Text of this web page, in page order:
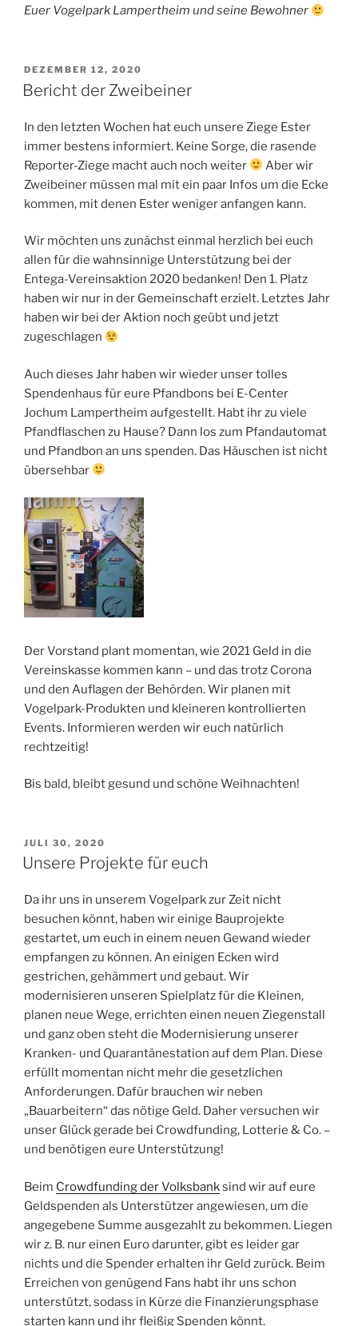
Euer Vogelpark Lampertheim und seine Bewohner
VERÖFFENTLICHT
AM
DEZEMBER 12, 2020
Bericht der Zweibeiner
In den letzten Wochen hat euch unsere Ziege Ester
immer bestens informiert. Keine Sorge, die rasende
Reporter-Ziege macht auch noch weiter
Aber wir
Zweibeiner müssen mal mit ein paar Infos um die Ecke
kommen, mit denen Ester weniger anfangen kann.
Wir möchten uns zunächst einmal herzlich bei euch
allen für die wahnsinnige Unterstützung bei der
Entega-Vereinsaktion 2020 bedanken! Den 1. Platz
haben wir nur in der Gemeinschaft erzielt. Letztes Jahr
haben wir bei der Aktion noch geübt und jetzt
zugeschlagen
Auch dieses Jahr haben wir wieder unser tolles
Spendenhaus für eure Pfandbons bei E-Center
Jochum Lampertheim aufgestellt. Habt ihr zu viele
Pfandflaschen zu Hause? Dann los zum Pfandautomat
und Pfandbon an uns spenden. Das Häuschen ist nicht
übersehbar
Der Vorstand plant momentan, wie 2021 Geld in die
Vereinskasse kommen kann – und das trotz Corona
und den Auflagen der Behörden. Wir planen mit
Vogelpark-Produkten und kleineren kontrollierten
Events. Informieren werden wir euch natürlich
rechtzeitig!
Bis bald, bleibt gesund und schöne Weihnachten!
VERÖFFENTLICHT
AM
JULI 30, 2020
Unsere Projekte für euch
Da ihr uns in unserem Vogelpark zur Zeit nicht
besuchen könnt, haben wir einige Bauprojekte
gestartet, um euch in einem neuen Gewand wieder
empfangen zu können. An einigen Ecken wird
gestrichen, gehämmert und gebaut. Wir
modernisieren unseren Spielplatz für die Kleinen,
planen neue Wege, errichten einen neuen Ziegenstall
und ganz oben steht die Modernisierung unserer
Kranken- und Quarantänestation auf dem Plan. Diese
erfüllt momentan nicht mehr die gesetzlichen
Anforderungen. Dafür brauchen wir neben
„Bauarbeitern“ das nötige Geld. Daher versuchen wir
unser Glück gerade bei Crowdfunding, Lotterie & Co. –
und benötigen eure Unterstützung!
Beim Crowdfunding der Volksbanksind wir auf eure
Geldspenden als Unterstützer angewiesen, um die
angegebene Summe ausgezahlt zu bekommen. Liegen
wir z. B. nur einen Euro darunter, gibt es leider gar
nichts und die Spender erhalten ihr Geld zurück. Beim
Erreichen von genügend Fans habt ihr uns schon
unterstützt, sodass in Kürze die Finanzierungsphase
starten kann und ihr fleißig Spenden könnt.